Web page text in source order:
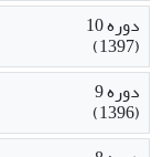
دوره 10
(1397)
دوره 9
(1396)